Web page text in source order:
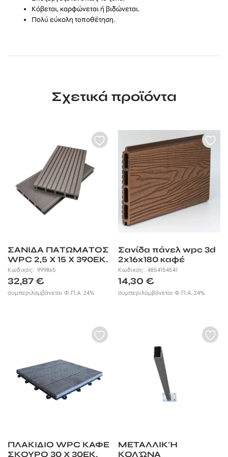
Κόβεται, καρφώνεται ή βιδώνεται.
Πολύ εύκολη τοποθέτηση.
Σχετικά προϊόντα
ΣΑΝΙΔΑ ΠΑΤΩΜΑΤΟΣ
WPC 2,5 X 15 X 390ΕΚ.
| ΚΑΦΕ ΣΚΟΥΡΟ
Κωδικός: 999865
32,87€
συμπεριλαμβάνεται Φ.Π.Α. 24%
Σανίδα πάνελ wpc 3d
2x16x180 καφέ
Κωδικός:4854154541
14,30€
συμπεριλαμβάνεται Φ.Π.Α. 24%
ΠΛΑΚΙΔΙΟ WPC ΚΑΦΕ
ΣΚΟΥΡΟ 30 X 30ΕΚ.
ΜΕΤΑΛΛΙΚΉ
ΚΟΛΏΝΑ